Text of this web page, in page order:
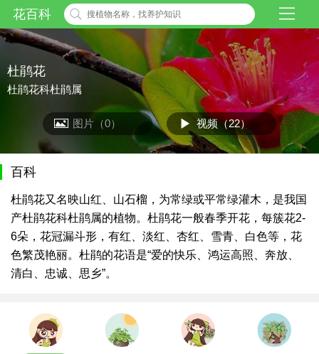
花百科
杜鹃花
杜鹃花科杜鹃属
图片（0） 视频（22）
百科
杜鹃花又名映山红、山石榴，为常绿或平常绿灌木，是我国
产杜鹃花科杜鹃属的植物。杜鹃花一般春季开花，每簇花2-
6朵，花冠漏斗形，有红、淡红、杏红、雪青、白色等，花
色繁茂艳丽。杜鹃的花语是“爱的快乐、鸿运高照、奔放、
清白、忠诚、思乡”。